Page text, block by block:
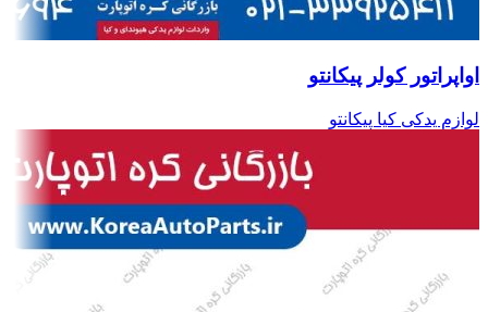
اواپراتور کولر پیکانتو
لوازم یدکی کیا پیکانتو